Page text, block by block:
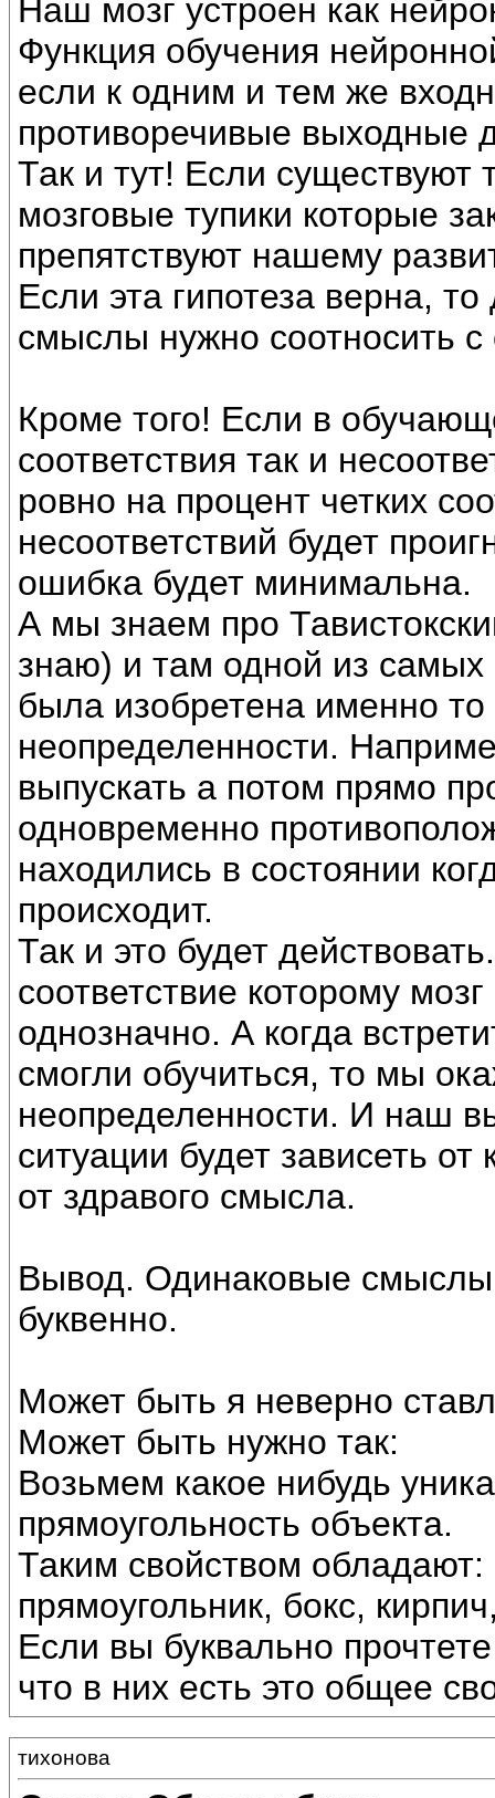
Наш мозг устроен как
Функция обучения
если к одним и тем же
противоречивые выходные
Так и тут! Если существуют
мозговые тупики которые
препятствуют нашему
Если эта гипотеза верна,
смыслы нужно соотносить с
Кроме того! Если в
соответствия так и
ровно на процент четких
несоответствий будет
ошибка будет минимальна.
А мы знаем про
знаю) и там одной из
была изобретена именно
неопределенности.
выпускать а потом прямо
одновременно
находились в состоянии
происходит.
Так и это будет
соответствие которому
однозначно. А когда
смогли обучиться, то мы
неопределенности. И наш
ситуации будет зависеть
от здравого смысла.
Вывод. Одинаковые смыслы
буквенно.
Может быть я неверно
Может быть нужно так:
Возьмем какое нибудь
прямоугольность объекта.
Таким свойством
прямоугольник, бокс,
Если вы буквально
что в них есть это общее
тихонова